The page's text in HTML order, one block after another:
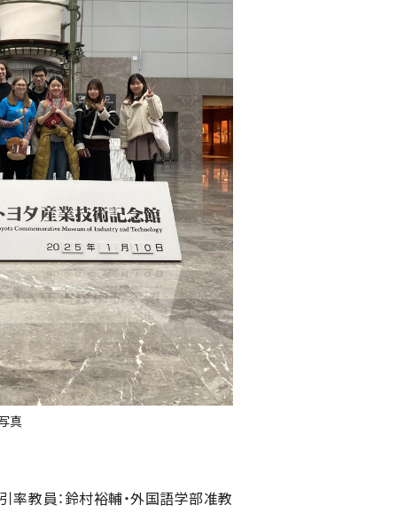
真
教員：鈴村裕輔・外国語学部准教